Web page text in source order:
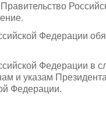
Федерации
Федерации в
и указам
Федерации.